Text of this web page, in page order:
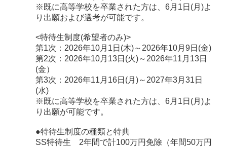
※既に高等学校を卒業された方は、6月1日(月)よ
り出願および選考が可能です。
<特待生制度(希望者のみ)>
第1次：2026年10月1日(木)～2026年10月9日(金)
第2次：2026年10月13日(火)～2026年11月13日
(金）
第3次：2026年11月16日(月)～2027年3月31日
(水)
※既に高等学校を卒業された方は、6月1日(月)よ
り出願が可能です。
●特待生制度の種類と特典
SS特待生 2年間で計100万円免除（年間50万円